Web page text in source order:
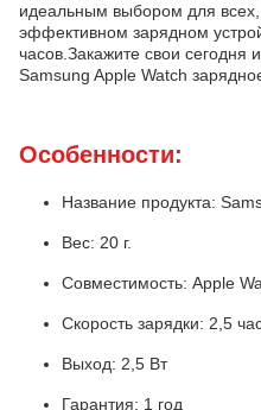
идеальным выбором для
эффективном зарядном
часов.Закажите свои сегодня
Samsung Apple Watch
Особенности:
Название продукта:
Вес: 20 г.
Совместимость: Apple
Скорость зарядки: 2,5
Выход: 2,5 Вт
Гарантия: 1 год